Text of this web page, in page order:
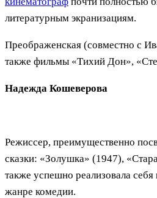
литературным экранизациям.
Преображенская (совместно с
также фильмы «Тихий Дон»,
Надежда Кошеверова
Режиссер, преимущественно
сказки: «Золушка» (1947),
также успешно реализовала
жанре комедии.